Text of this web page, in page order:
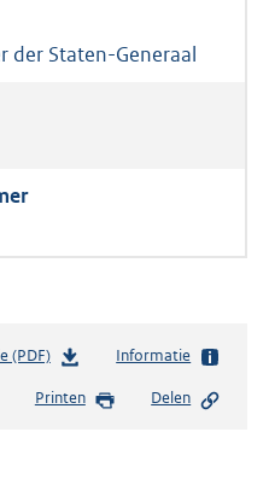
der Staten-Generaal
(PDF)b
s
Informatie
Printen Delen